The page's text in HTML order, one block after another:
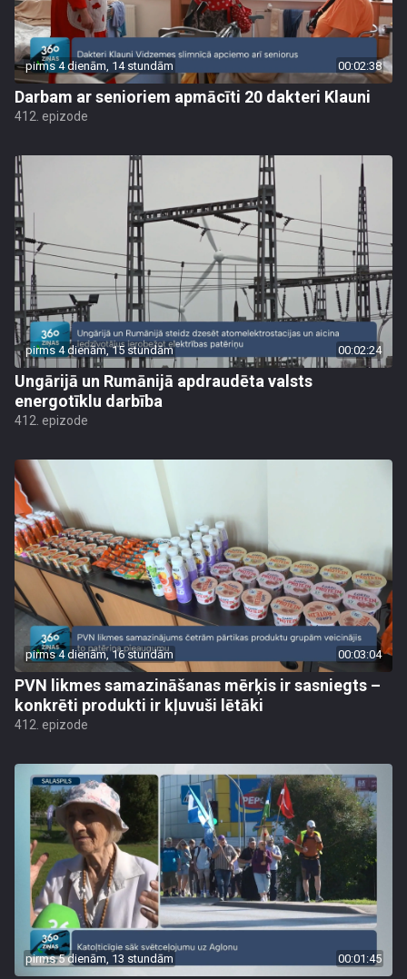
pirms 4 dienām, 14 stundām 00:02:38
Darbam ar senioriem apmācīti 20 dakteri Klauni
412. epizode
pirms 4 dienām, 15 stundām 00:02:24
Ungārijā un Rumānijā apdraudēta valsts
energotīklu darbība
412. epizode
pirms 4 dienām, 16 stundām 00:03:04
PVN likmes samazināšanas mērķis ir sasniegts –
konkrēti produkti ir kļuvuši lētāki
412. epizode
pirms 5 dienām, 13 stundām 00:01:45